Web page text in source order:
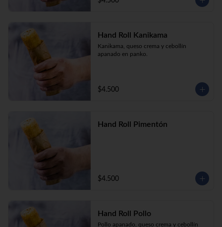
Hand Roll Kanikama
Kanikama, queso crema y cebollín
apanado en panko.
$4.500
Hand Roll Pimentón
$4.500
Hand Roll Pollo
Pollo apanado, queso crema y cebollín